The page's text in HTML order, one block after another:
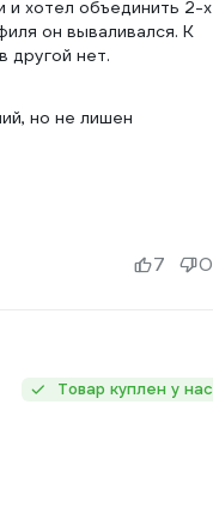
и хотел объединить 2-х
он вываливался. К
другой нет.
но не лишен
7 0
Товар куплен у нас